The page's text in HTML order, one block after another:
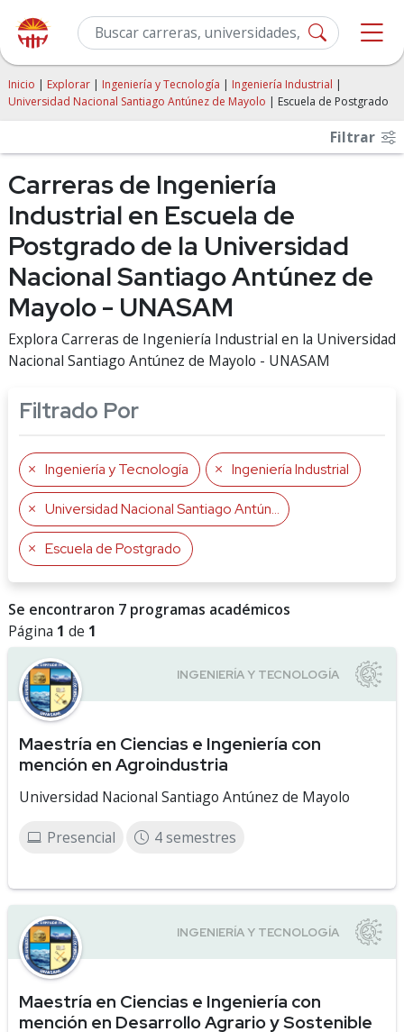
Inicio | Explorar | Ingeniería y Tecnología | Ingeniería Industrial |
Universidad Nacional Santiago Antúnez de Mayolo | Escuela de Postgrado
Filtrar
Carreras de Ingeniería
Industrial en Escuela de
Postgrado de la Universidad
Nacional Santiago Antúnez de
Mayolo - UNASAM
Explora Carreras de Ingeniería Industrial en la Universidad
Nacional Santiago Antúnez de Mayolo - UNASAM
Filtrado Por
Ingeniería y Tecnología Ingeniería Industrial
Universidad Nacional Santiago Antúnez de Mayolo
Escuela de Postgrado
Se encontraron 7 programas académicos
Página 1 de 1
Maestría en Ciencias e Ingeniería con
mención en Agroindustria
Universidad Nacional Santiago Antúnez de Mayolo
Presencial 4 semestres
Maestría en Ciencias e Ingeniería con
mención en Desarrollo Agrario y Sostenible